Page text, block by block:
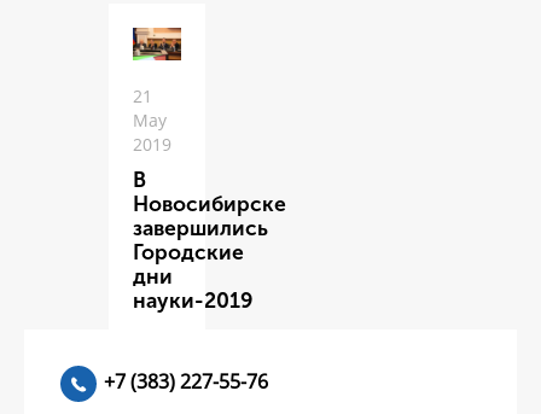
21
May
2019
В
Новосибирске
завершились
Городские
дни
науки-2019
+7 (383) 227-55-76